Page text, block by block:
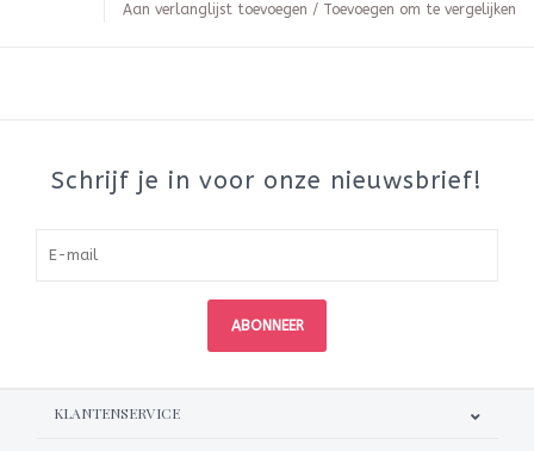
Aan verlanglijst toevoegen / Toevoegen om te vergelijken
Schrijf je in voor onze nieuwsbrief!
ABONNEER
KLANTENSERVICE